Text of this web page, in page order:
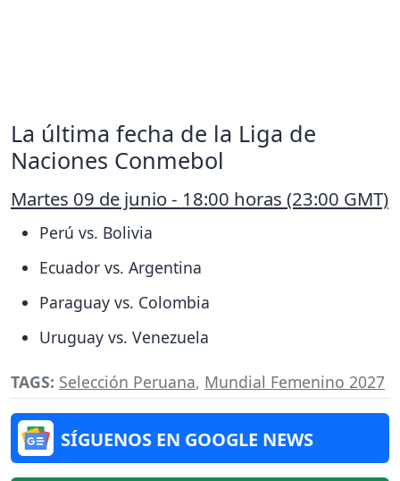
La última fecha de la Liga de
Naciones Conmebol
Martes 09 de junio - 18:00 horas (23:00 GMT)
Perú vs. Bolivia
Ecuador vs. Argentina
Paraguay vs. Colombia
Uruguay vs. Venezuela
TAGS: Selección Peruana, Mundial Femenino 2027
SÍGUENOS EN GOOGLE NEWS